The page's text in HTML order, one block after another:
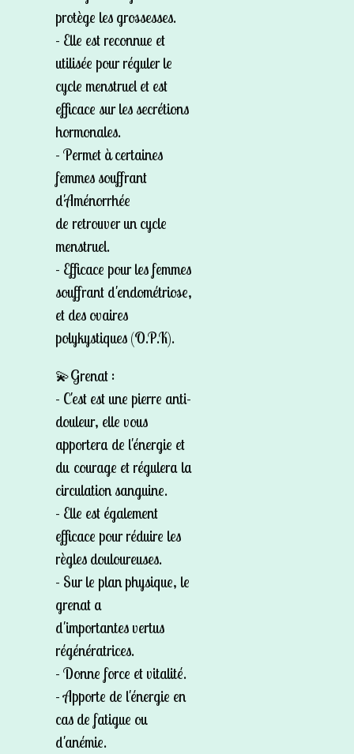
protège les grossesses.
- Elle est reconnue et
utilisée pour réguler le
cycle menstruel et est
efficace sur les secrétions
hormonales.
- Permet à certaines
femmes souffrant
d'Aménorrhée
de retrouver un cycle
menstruel.
- Efficace pour les femmes
souffrant d'endométriose,
et des ovaires
polykystiques (O.P.K).
💫Grenat :
- C'est est une pierre anti-
douleur, elle vous
apportera de l'énergie et
du courage et régulera la
circulation sanguine.
- Elle est également
efficace pour réduire les
règles douloureuses.
- Sur le plan physique, le
grenat a
d'importantes vertus
régénératrices.
- Donne force et vitalité.
- Apporte de l'énergie en
cas de fatigue ou
d'anémie.